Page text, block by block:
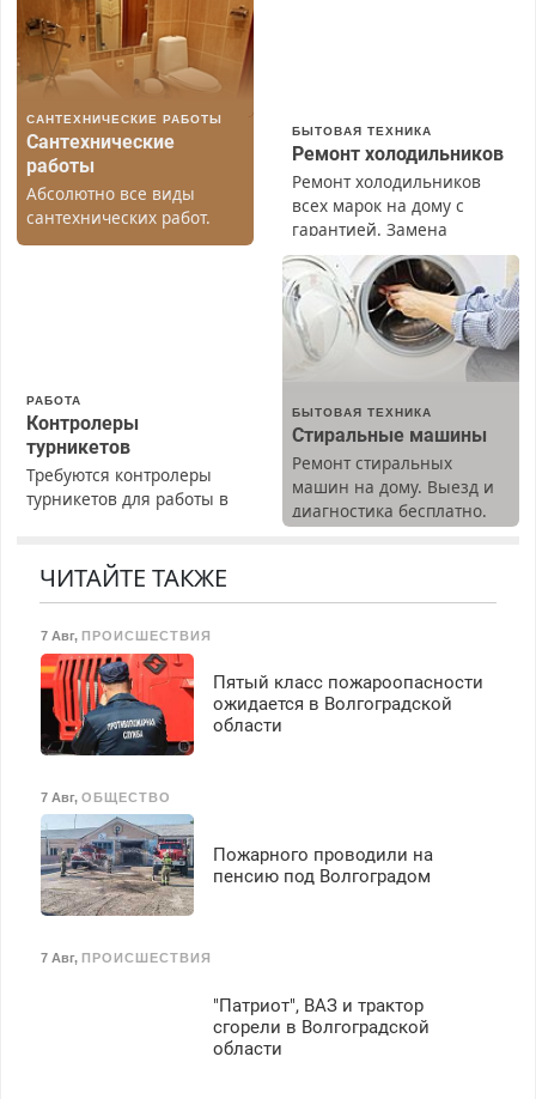
САНТЕХНИЧЕСКИЕ РАБОТЫ
Сантехнические
работы
Абсолютно все виды
сантехнических работ.
Быстро. Качественно.
БЫТОВАЯ ТЕХНИКА
Ремонт холодильников
Ремонт холодильников
всех марок на дому с
гарантией. Замена
резины. Качественно.
Недорого. Без выходных.
Все районы. Скидка.
Вызов бесплатный.
РАБОТА
Контролеры
турникетов
Требуются контролеры
турникетов для работы в
Прием по ТК РФ. График
З/п – до 96000 рублей до
вычета налогов.
Ежемесячно
выплачивается денежная
премия. Возможно
бесплатное обучение,
работа инспектором по
транспортной
безопасности с з/п до
125000 руб.
БЫТОВАЯ ТЕХНИКА
Стиральные машины
Ремонт стиральных
машин на дому. Выезд и
диагностика бесплатно.
ЧИТАЙТЕ ТАКЖЕ
7 Авг, ПРОИСШЕСТВИЯ
Пятый класс пожароопасности
ожидается в Волгоградской
области
7 Авг, ОБЩЕСТВО
Пожарного проводили на
пенсию под Волгоградом
7 Авг, ПРОИСШЕСТВИЯ
"Патриот", ВАЗ и трактор
сгорели в Волгоградской
области